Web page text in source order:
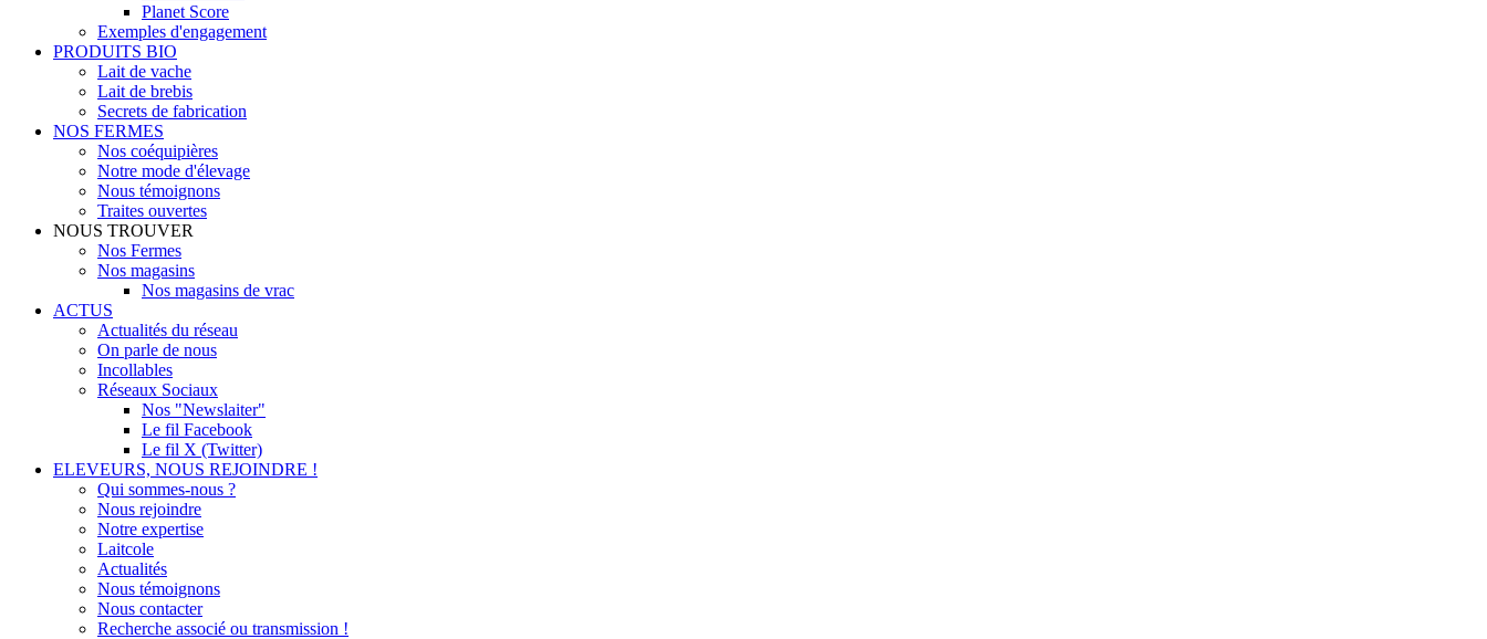
Planet Score
Exemples d'engagement
PRODUITS BIO
Lait de vache
Lait de brebis
Secrets de fabrication
NOS FERMES
Nos coéquipières
Notre mode d'élevage
Nous témoignons
Traites ouvertes
NOUS TROUVER
Nos Fermes
Nos magasins
Nos magasins de vrac
ACTUS
Actualités du réseau
On parle de nous
Incollables
Réseaux Sociaux
Nos "Newslaiter"
Le fil Facebook
Le fil X (Twitter)
ELEVEURS, NOUS REJOINDRE !
Qui sommes-nous ?
Nous rejoindre
Notre expertise
Laitcole
Actualités
Nous témoignons
Nous contacter
Recherche associé ou transmission !